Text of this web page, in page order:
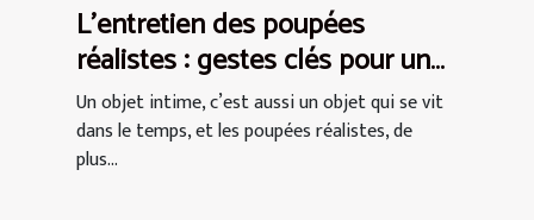
L’entretien des poupées
réalistes : gestes clés pour un
plaisir durable
Un objet intime, c’est aussi un objet qui se vit
dans le temps, et les poupées réalistes, de
plus...